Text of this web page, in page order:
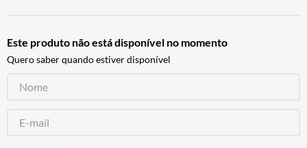
Este produto não está disponível no momento
Quero saber quando estiver disponível
BOTAS